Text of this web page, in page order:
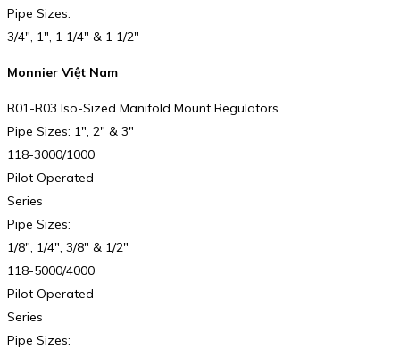
Pipe Sizes:
3/4″, 1″, 1 1/4″ & 1 1/2″
Monnier Việt Nam
R01-R03 Iso-Sized Manifold Mount Regulators
Pipe Sizes: 1″, 2″ & 3″
118-3000/1000
Pilot Operated
Series
Pipe Sizes:
1/8″, 1/4″, 3/8″ & 1/2″
118-5000/4000
Pilot Operated
Series
Pipe Sizes: